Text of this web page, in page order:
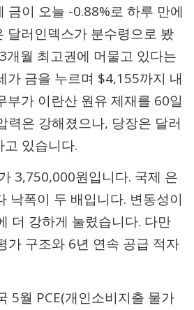
금이 오늘 -0.88%로 하루 만에
달러인덱스가 분수령으로 봤
개월 최고권에 머물고 있다는
가 금을 누르며 $4,155까지 내
부가 이란산 원유 제재를 60일
력은 강해졌으나, 당장은 달러
있습니다.
3,750,000원입니다. 국제 은
낙폭이 두 배입니다. 변동성이
더 강하게 눌렸습니다. 다만
가 구조와 6년 연속 공급 적자
5월 PCE(개인소비지출 물가